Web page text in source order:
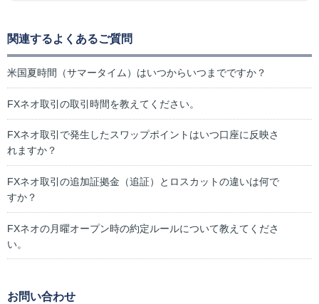
関連するよくあるご質問
米国夏時間（サマータイム）はいつからいつまでですか？
FXネオ取引の取引時間を教えてください。
FXネオ取引で発生したスワップポイントはいつ口座に反映さ
れますか？
FXネオ取引の追加証拠金（追証）とロスカットの違いは何で
すか？
FXネオの月曜オープン時の約定ルールについて教えてくださ
い。
お問い合わせ